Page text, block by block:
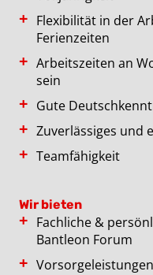
Flexibilität in der
Ferienzeiten
Arbeitszeiten an
sein
Gute
Zuverlässiges und
Teamfähigkeit
Wir bieten
Fachliche &
Bantleon Forum
Vorsorgeleistungen